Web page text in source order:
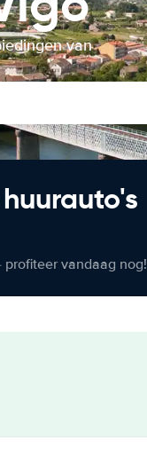
van
profiteer vandaag nog!